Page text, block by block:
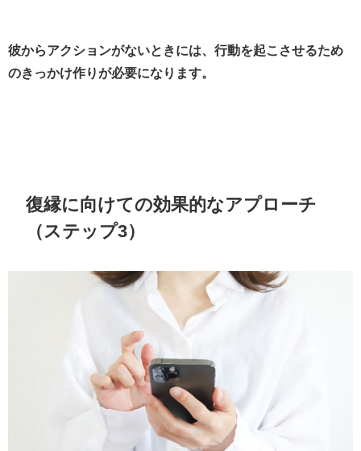
彼からアクションがないときには、行動を起こさせるため
のきっかけ作りが必要になります。
復縁に向けての効果的なアプローチ
（ステップ3）